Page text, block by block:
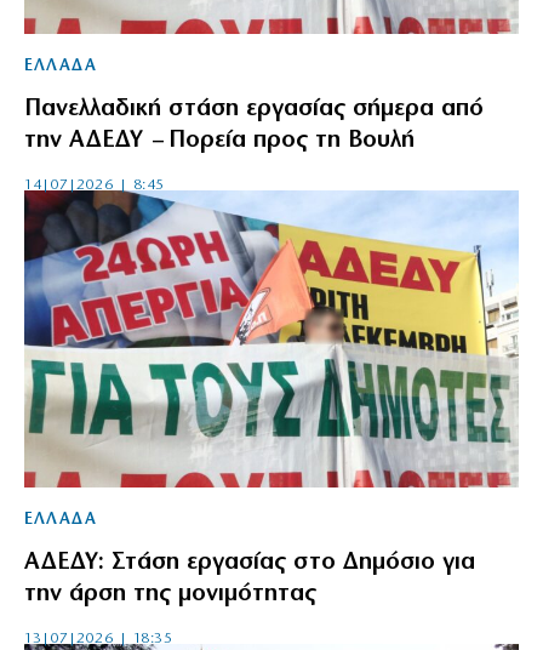
ΕΛΛΑΔΑ
Πανελλαδική στάση εργασίας σήμερα από
την ΑΔΕΔΥ – Πορεία προς τη Βουλή
14|07|2026 | 8:45
ΕΛΛΑΔΑ
ΑΔΕΔΥ: Στάση εργασίας στο Δημόσιο για
την άρση της μονιμότητας
13|07|2026 | 18:35